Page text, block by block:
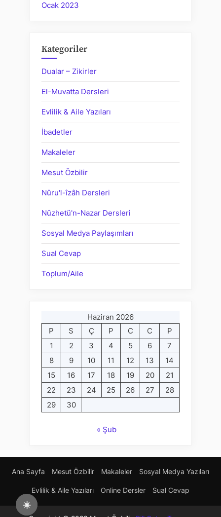
☀️
Ocak 2023
Kategoriler
Dualar – Zikirler
El-Muvatta Dersleri
Evlilik & Aile Yazıları
İbadetler
Makaleler
Mesut Özbilir
Nûru'l-îzâh Dersleri
Nüzhetü'n-Nazar Dersleri
Sosyal Medya Paylaşımları
Sual Cevap
Toplum/Aile
Haziran 2026
P
S Ç P C C
P
1
2 3 4 5 6
7
8
9 10 11 12 13
14
15
16 17 18 19 20
21
22
23 24 25 26 27
28
29
30
« Şub
Ana Sayfa Mesut Özbilir Makaleler Sosyal Medya Yazıları
Evlilik & Aile Yazıları Online Dersler Sual Cevap